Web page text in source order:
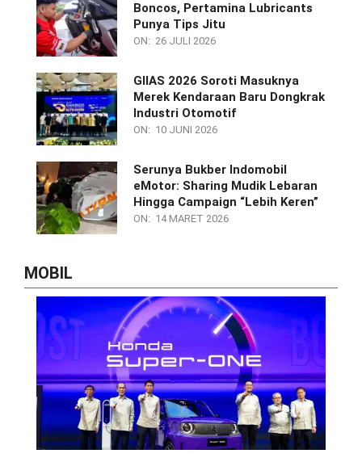
Boncos, Pertamina Lubricants
Punya Tips Jitu
ON: 26 JULI 2026
GIIAS 2026 Soroti Masuknya
Merek Kendaraan Baru Dongkrak
Industri Otomotif
ON: 10 JUNI 2026
Serunya Bukber Indomobil
eMotor: Sharing Mudik Lebaran
Hingga Campaign “Lebih Keren”
ON: 14 MARET 2026
MOBIL